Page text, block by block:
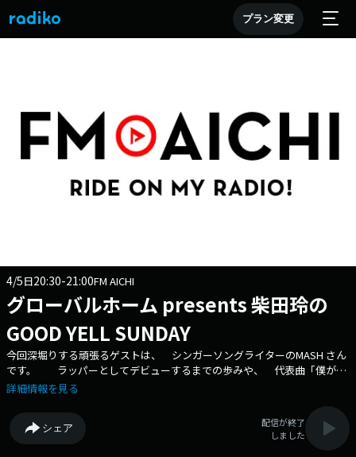
プラン変更
4/5日20:30-21:00FM AICHI
グローバルホーム presents 柴田玲の
GOOD YELL SUNDAY
今回深堀りする頑張るゲストは、 シンガーソングライターのMASH さん
です。 ラッパーとしてデビューするまでの歩みや、 代表曲「僕がい
た」のリバイバルヒットについて、 またデビュー15周年で上京を決意し
ス・スポーツ・文化・教育など、様々な分野で頑張る人たちをゲストに迎
え、日々の努力、挑戦、夢に向かって歩む道のりなど、それぞれの頑張る
ストーリーを深掘りします。ラジオを聞くとついつい応援したくなる、明
詳細情報を見る
シェア
配信が終了
しました